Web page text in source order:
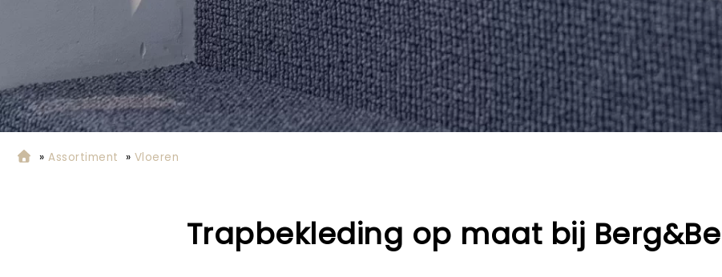
»Assortiment » Vloeren
Trapbekleding op maat bij